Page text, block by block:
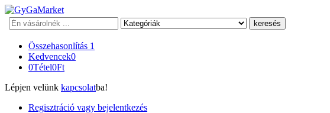
Keresés
Összehasonlítás 1
Kedvencek0
0Tétel0Ft
Lépjen velünk kapcsolatba!
Regisztráció vagy bejelentkezés